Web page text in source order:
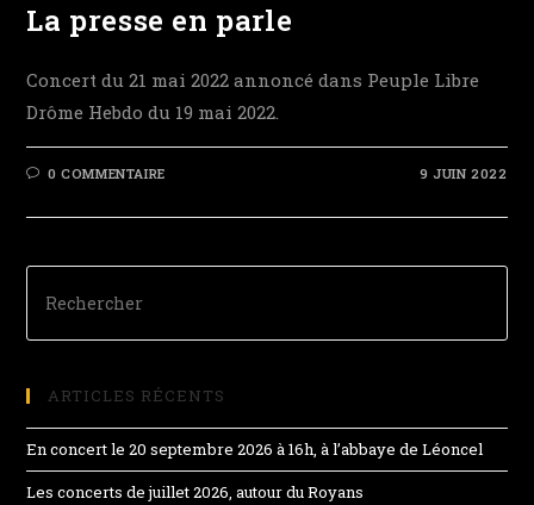
La presse en parle
Concert du 21 mai 2022 annoncé dans Peuple Libre
Drôme Hebdo du 19 mai 2022.
0 COMMENTAIRE 9 JUIN 2022
ARTICLES RÉCENTS
En concert le 20 septembre 2026 à 16h, à l’abbaye de Léoncel
Les concerts de juillet 2026, autour du Royans